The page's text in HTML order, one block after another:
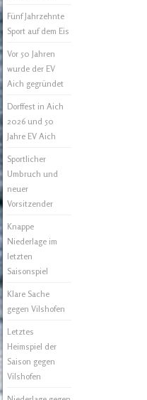
Fünf Jahrzehnte
Sport auf dem Eis
Vor 50 Jahren
wurde der EV
Aich gegründet
Dorffest in Aich
2026 und 50
Jahre EV Aich
Sportlicher
Umbruch und
neuer
Vorsitzender
Knappe
Niederlage im
letzten
Saisonspiel
Klare Sache
gegen Vilshofen
Letztes
Heimspiel der
Saison gegen
Vilshofen